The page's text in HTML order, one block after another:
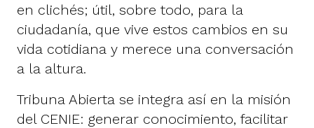
en clichés; útil, sobre todo, para la
ciudadanía, que vive estos cambios en su
vida cotidiana y merece una conversación
a la altura.
Tribuna Abierta se integra así en la misión
del CENIE: generar conocimiento, facilitar